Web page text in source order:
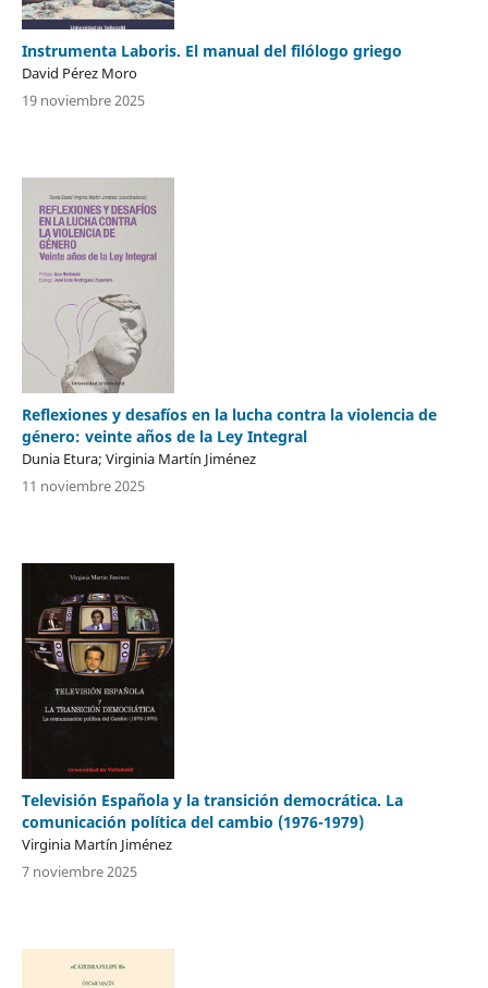
Instrumenta Laboris. El manual del filólogo griego
David Pérez Moro
19 noviembre 2025
Reflexiones y desafíos en la lucha contra la violencia de
género: veinte años de la Ley Integral
Dunia Etura; Virginia Martín Jiménez
11 noviembre 2025
Televisión Española y la transición democrática. La
comunicación política del cambio (1976-1979)
Virginia Martín Jiménez
7 noviembre 2025